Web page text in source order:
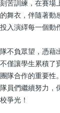
苦訓練，在賽場
舞衣，伴隨著動
入演繹每一個動
不負眾望，憑藉
僅讓學生累積了
隊合作的重要性
員們繼續努力，
爭光！